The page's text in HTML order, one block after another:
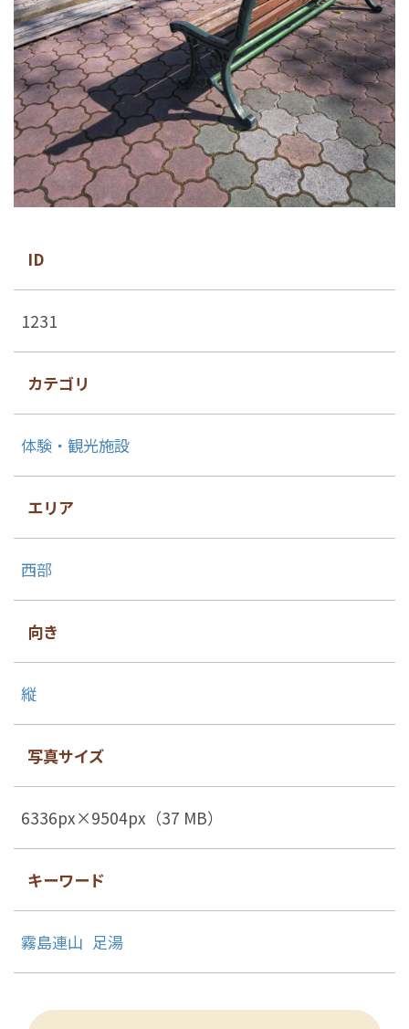
ID
1231
カテゴリ
体験・観光施設
エリア
西部
向き
縦
写真サイズ
6336px×9504px（37 MB）
キーワード
霧島連山 足湯